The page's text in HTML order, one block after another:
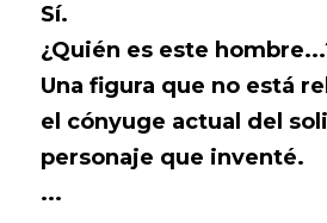
Sí.
¿Quién es este
Una figura que no está
el cónyuge actual del
personaje que inventé.
...